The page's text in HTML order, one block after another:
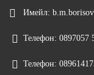
Имейл:
Телефон: 0897057
Телефон: